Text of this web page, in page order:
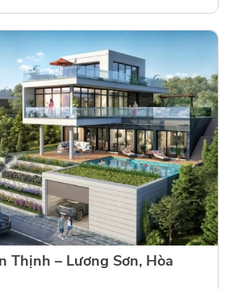
giúp bảo vệ toàn bộ kết cấu
lại độ bền và tính thẩm mỹ lâu
thự cao cấp.
Thịnh – Lương Sơn, Hòa